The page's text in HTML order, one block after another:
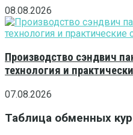
08.08.2026
Производство сэндвич
технология и
07.08.2026
Таблица обменных